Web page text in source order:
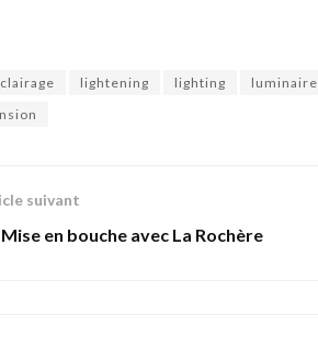
lightening lighting
luminaire
suivant
Mise en bouche avec La Rochère